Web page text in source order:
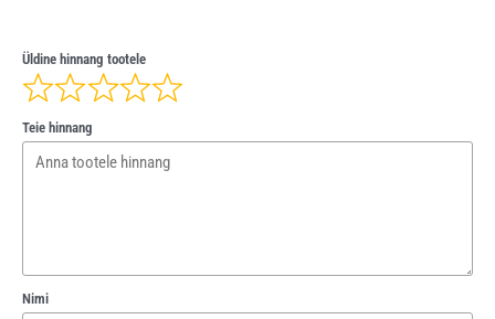
Üldine hinnang tootele
Teie hinnang
Nimi